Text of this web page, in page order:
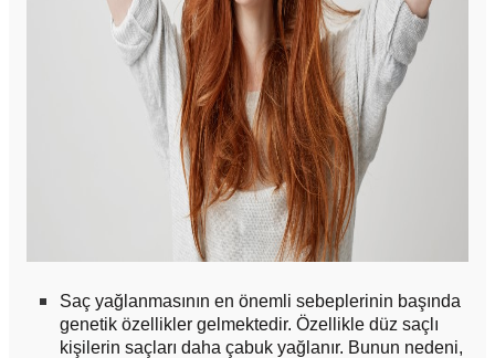
Saç yağlanmasının en önemli sebeplerinin başında
genetik özellikler gelmektedir. Özellikle düz saçlı
kişilerin saçları daha çabuk yağlanır. Bunun nedeni,